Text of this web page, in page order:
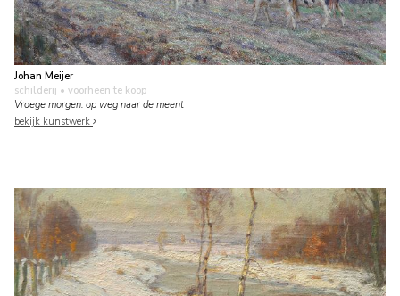
Johan Meijer
schilderij • voorheen te koop
Vroege morgen: op weg naar de meent
bekijk kunstwerk